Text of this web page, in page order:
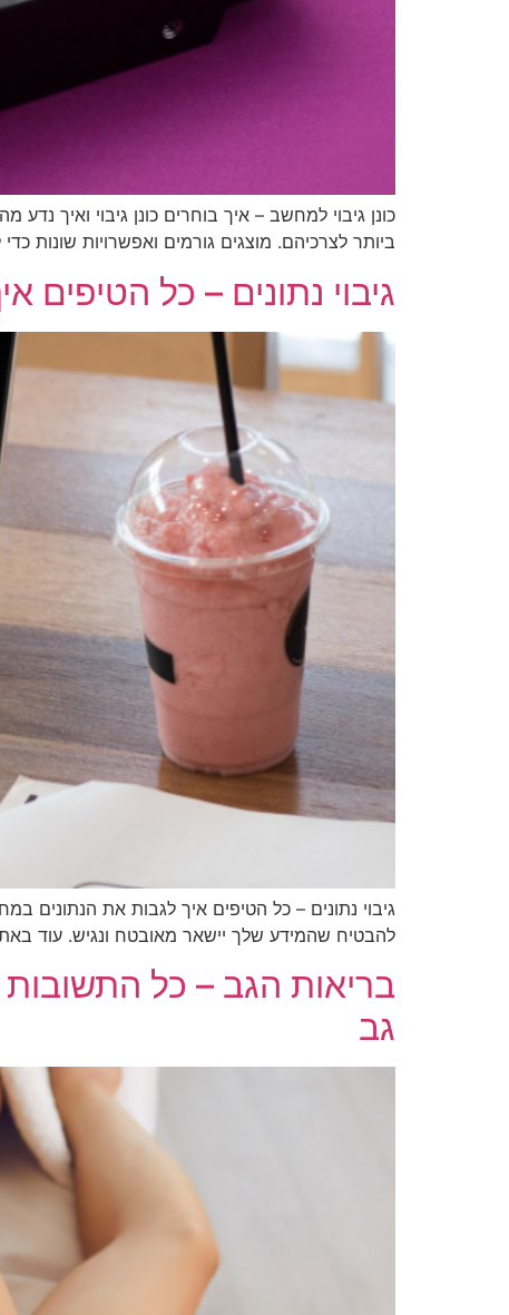
כונן גיבוי למחשב – איך בוחרים כונן גיבוי ואיך
ביותר לצרכיהם. מוצגים גורמים ואפשרויות
גיבוי נתונים – כל
גיבוי נתונים – כל הטיפים איך לגבות את הנתונים
להבטיח שהמידע שלך יישאר מאובטח ונגיש. עוד
בריאות הגב – כל התשובות
גב